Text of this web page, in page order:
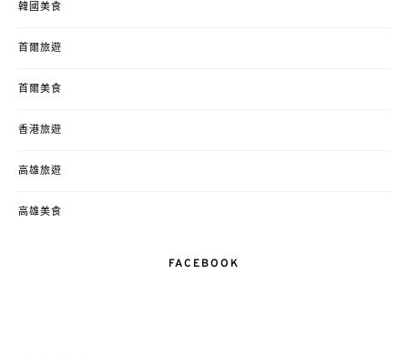
韓國美食
首爾旅遊
首爾美食
香港旅遊
高雄旅遊
高雄美食
FACEBOOK